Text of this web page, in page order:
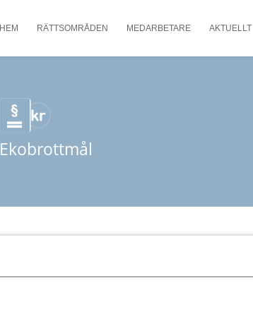
HEM RÄTTSOMRÅDEN MEDARBETARE AKTUELLT
Ekobrottmål